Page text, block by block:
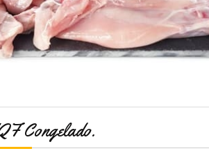
Congelado.